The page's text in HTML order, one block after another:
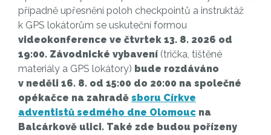
případně upřesnění poloh checkpointů a instruktáž
k GPS lokátorům se uskuteční formou
videokonference ve čtvrtek 13. 8. 2026 od
19:00. Závodnické vybavení (trička, tištěné
materiály a GPS lokátory) bude rozdáváno
v neděli 16. 8. od 15:00 do 20:00 na společné
opékačce na zahradě sboru Církve
adventistů sedmého dne Olomouc na
Balcárkově ulici. Také zde budou pořízeny